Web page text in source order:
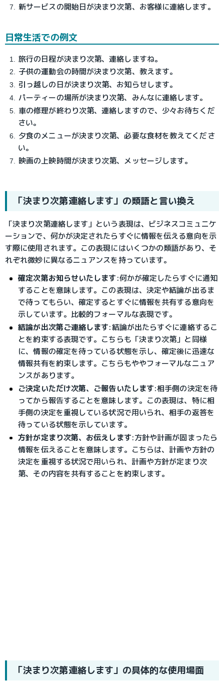
新サービスの開始日が決まり次第、お客様に連絡します。
日常生活での例文
旅行の日程が決まり次第、連絡しますね。
子供の運動会の時間が決まり次第、教えます。
引っ越しの日が決まり次第、お知らせします。
パーティーの場所が決まり次第、みんなに連絡します。
車の修理が終わり次第、連絡しますので、少々お待ちくだ
さい。
夕食のメニューが決まり次第、必要な食材を教えてくださ
い。
映画の上映時間が決まり次第、メッセージします。
「決まり次第連絡します」の類語と言い換え
「決まり次第連絡します」という表現は、ビジネスコミュニケ
ーションで、何かが決定されたらすぐに情報を伝える意向を示
す際に使用されます。この表現にはいくつかの類語があり、そ
れぞれ微妙に異なるニュアンスを持っています。
確定次第お知らせいたします:何かが確定したらすぐに通知
することを意味します。 この表現は、決定や結論が出るま
で待ってもらい、確定するとすぐに情報を共有する意向を
示しています。比較的フォーマルな表現です。
結論が出次第ご連絡します:結論が出たらすぐに連絡するこ
とを約束する表現です。 こちらも「決まり次第」と同様
に、情報の確定を待っている状態を示し、確定後に迅速な
情報共有を約束します。こちらもややフォーマルなニュア
ンスがあります。
ご決定いただけ次第、ご報告いたします:相手側の決定を待
ってから報告することを意味します。 この表現は、特に相
手側の決定を重視している状況で用いられ、相手の返答を
待っている状態を示しています。
方針が定まり次第、お伝えします:方針や計画が固まったら
情報を伝えることを意味します。 こちらは、計画や方針の
決定を重視する状況で用いられ、計画や方針が定まり次
第、その内容を共有することを約束します。
「決まり次第連絡します」の具体的な使用場面